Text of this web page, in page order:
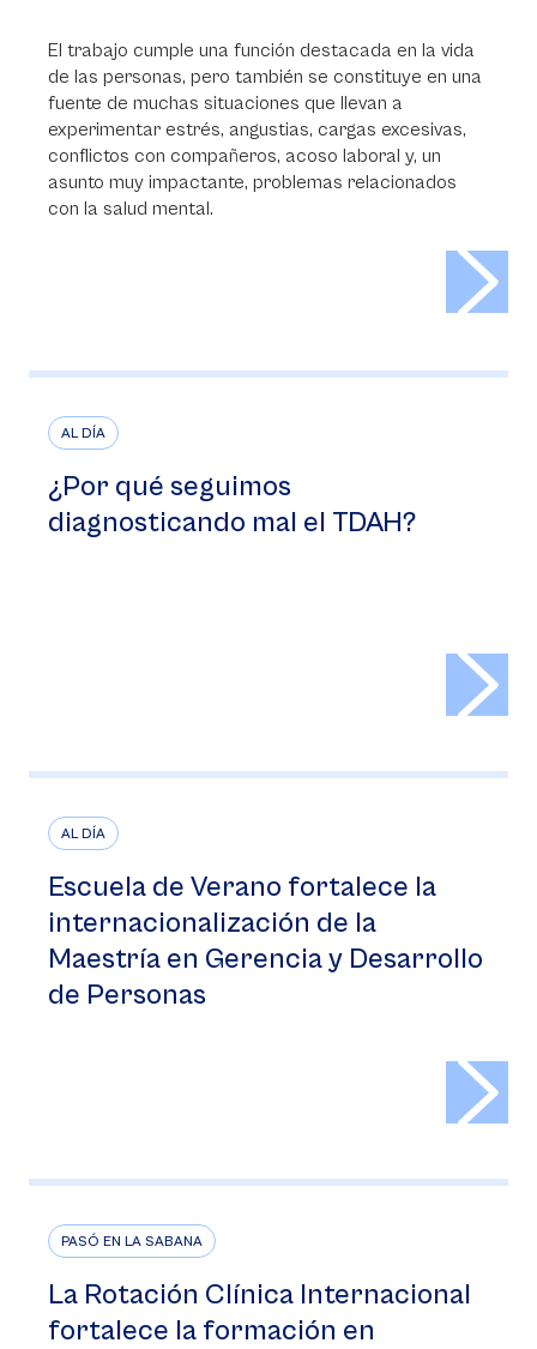
El trabajo cumple una función destacada en la vida
de las personas, pero también se constituye en una
fuente de muchas situaciones que llevan a
experimentar estrés, angustias, cargas excesivas,
conflictos con compañeros, acoso laboral y, un
asunto muy impactante, problemas relacionados
con la salud mental.
AL DÍA
¿Por qué seguimos
diagnosticando mal el TDAH?
AL DÍA
Escuela de Verano fortalece la
internacionalización de la
Maestría en Gerencia y Desarrollo
de Personas
PASÓ EN LA SABANA
La Rotación Clínica Internacional
fortalece la formación en